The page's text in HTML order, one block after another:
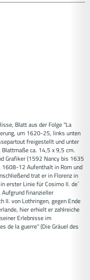
Blatt aus der Folge "La
um 1620-25, links unten
freigestellt und unter
ca. 14,5 x 9,5 cm.
Grafiker (1592 Nancy bis 1635
1608-12 Aufenthalt in Rom und
trat er in Florenz in
erster Linie für Cosimo II. de´
Aufgrund finanzieller
II. von Lothringen, gegen Ende
hier erhielt er zahlreiche
Erlebnisse im
de la guerre" (Die Gräuel des